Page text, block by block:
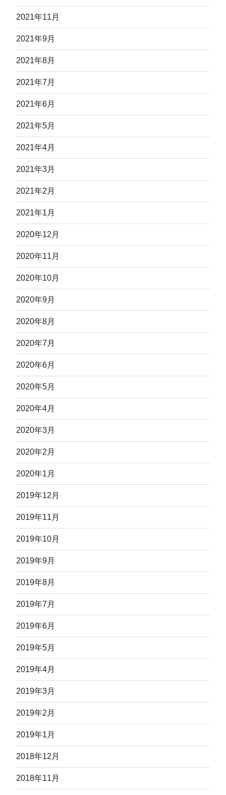
2021年11月
2021年9月
2021年8月
2021年7月
2021年6月
2021年5月
2021年4月
2021年3月
2021年2月
2021年1月
2020年12月
2020年11月
2020年10月
2020年9月
2020年8月
2020年7月
2020年6月
2020年5月
2020年4月
2020年3月
2020年2月
2020年1月
2019年12月
2019年11月
2019年10月
2019年9月
2019年8月
2019年7月
2019年6月
2019年5月
2019年4月
2019年3月
2019年2月
2019年1月
2018年12月
2018年11月